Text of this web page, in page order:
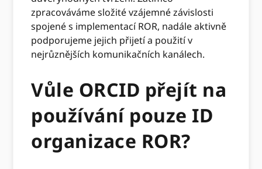
zpracováváme složité vzájemné závislosti
spojené s implementací ROR, nadále aktivně
podporujeme jejich přijetí a použití v
nejrůznějších komunikačních kanálech.
Vůle ORCID přejít na
používání pouze ID
organizace ROR?